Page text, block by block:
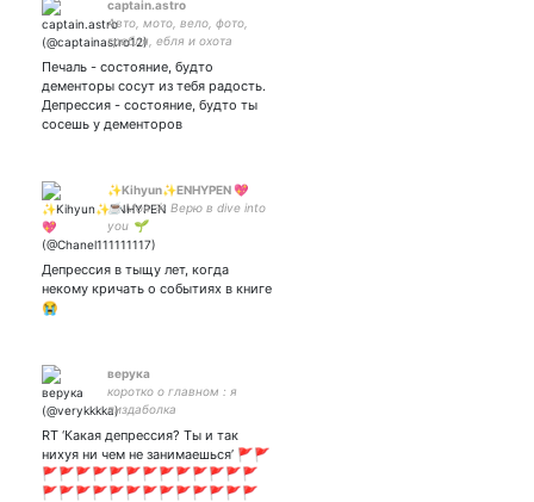
captain.astro
Авто, мото, вело, фото,
гребля, ебля и охота
Печаль - состояние, будто
дементоры сосут из тебя радость.
Депрессия - состояние, будто ты
сосешь у дементоров
✨Kihyun✨ENHYPEN 💖
☕ Моя ☀️ Верю в dive into
you 🌱
Депрессия в тыщу лет, когда
некому кричать о событиях в книге
😭
верука
коротко о главном : я
пиздаболка
RT ‘Какая депрессия? Ты и так
нихуя ни чем не занимаешься’ 🚩🚩
🚩🚩🚩🚩🚩🚩🚩🚩🚩🚩🚩🚩🚩
🚩🚩🚩🚩🚩🚩🚩🚩🚩🚩🚩🚩🚩